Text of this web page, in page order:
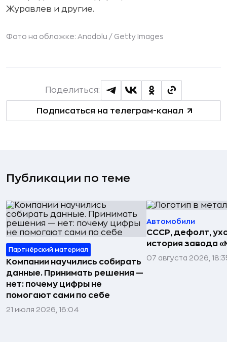
Журавлев и другие.
Фото на обложке: Anadolu / Getty Images
Подписаться на телеграм-канал
Поделиться:
Публикации по теме
Партнёрский материал
Компании научились собирать
данные. Принимать решения —
нет: почему цифры не
помогают сами по себе
21 июля 2026, 16:04
Автомобили
СССР, дефолт,
история завода
07 августа 2026,